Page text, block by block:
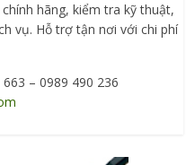
hãng, kiểm tra kỹ thuật,
vụ. Hỗ trợ tận nơi với chi phí
– 0989 490 236